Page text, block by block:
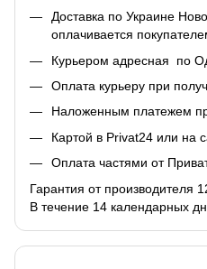
Доставка по Украине
оплачивается
Курьером адресная по
Оплата курьеру при
Наложенным платежем
Картой в Privat24 или на
Оплата частями от
Гарантия от производителя
В течение 14 календарных